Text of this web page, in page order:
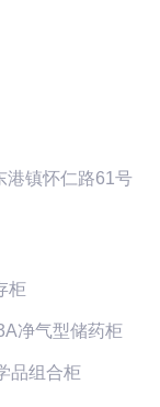
港镇怀仁路61号
柜
净气型储药柜
品组合柜